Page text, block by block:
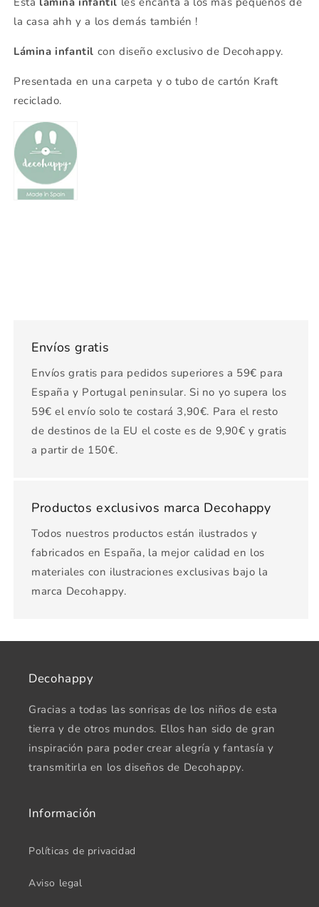
la casa ahh y a los demás también !
Lámina infantil con diseño exclusivo de Decohappy.
Presentada en una carpeta y o tubo de cartón Kraft
reciclado.
Envíos gratis
Envíos gratis para pedidos superiores a 59€ para
España y Portugal peninsular. Si no yo supera los
59€ el envío solo te costará 3,90€. Para el resto
de destinos de la EU el coste es de 9,90€ y gratis
a partir de 150€.
Productos exclusivos marca Decohappy
Todos nuestros productos están ilustrados y
fabricados en España, la mejor calidad en los
materiales con ilustraciones exclusivas bajo la
marca Decohappy.
Decohappy
Gracias a todas las sonrisas de los niños de esta
tierra y de otros mundos. Ellos han sido de gran
inspiración para poder crear alegría y fantasía y
transmitirla en los diseños de Decohappy.
Información
Políticas de privacidad
Aviso legal